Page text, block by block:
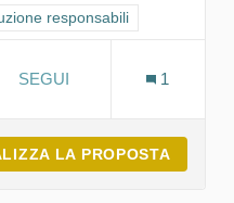
12 - Consumo e
responsabili
54 SOSTENITORI
SEGUI
1
LA PROPOSTA